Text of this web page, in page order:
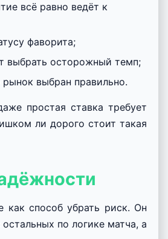
всё равно ведёт к
фаворита;
выбрать осторожный темп;
выбран правильно.
простая ставка требует
ли дорого стоит такая
как способ убрать риск. Он
по логике матча, а